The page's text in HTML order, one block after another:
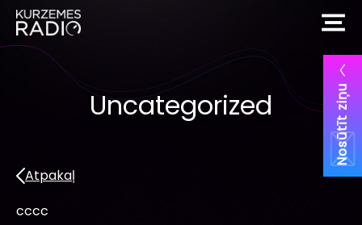
Nosūtīt ziņu
Uncategorized
Atpakaļ
cccc